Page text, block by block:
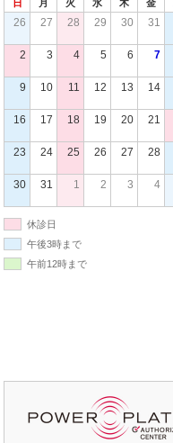
日 月 火 水 木 金
26 27 28 29 30 31
2 3 4 5 6 7
9 10 11 12 13 14
16 17 18 19 20 21
23 24 25 26 27 28
30 31 1 2 3 4
休診日
午後3時まで
午前12時まで